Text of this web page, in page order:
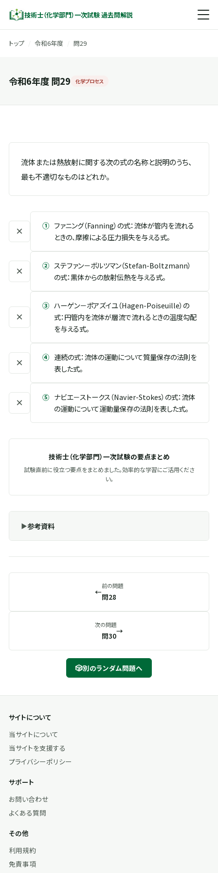
技術士（化学部門）一次試験 過去問解説
トップ 令和6年度 問29
令和6年度 問29 化学プロセス
流体または熱放射に関する次の式の名称と説明のうち、
最も不適切なものはどれか。
× ① ファニング（Fanning）の式：流体が管内を流れる
ときの、摩擦による圧力損失を与える式。
× ② ステファン－ボルツマン（Stefan-Boltzmann）
の式：黒体からの放射伝熱を与える式。
×
③ ハーゲン－ポアズイユ（Hagen-Poiseuille）の
式：円管内を流体が層流で流れるときの温度勾配
を与える式。
× ④ 連続の式：流体の運動について質量保存の法則を
表した式。
× ⑤ ナビエ－ストークス（Navier-Stokes）の式：流体
の運動について運動量保存の法則を表した式。
技術士（化学部門）一次試験の要点まとめ
試験直前に役立つ要点をまとめました。効率的な学習にご活用くださ
い。
参考資料
←
前の問題
問28
次の問題
問30
→
🎲別のランダム問題へ
サイトについて
当サイトについて
当サイトを支援する
プライバシーポリシー
サポート
お問い合わせ
よくある質問
その他
利用規約
免責事項